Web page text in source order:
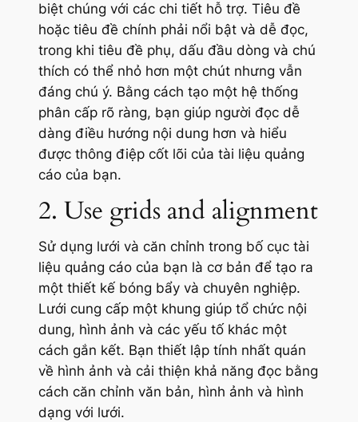
biệt chúng với các chi tiết hỗ trợ. Tiêu đề
hoặc tiêu đề chính phải nổi bật và dễ đọc,
trong khi tiêu đề phụ, dấu đầu dòng và chú
thích có thể nhỏ hơn một chút nhưng vẫn
đáng chú ý. Bằng cách tạo một hệ thống
phân cấp rõ ràng, bạn giúp người đọc dễ
dàng điều hướng nội dung hơn và hiểu
được thông điệp cốt lõi của tài liệu quảng
cáo của bạn.
2. Use grids and alignment
Sử dụng lưới và căn chỉnh trong bố cục tài
liệu quảng cáo của bạn là cơ bản để tạo ra
một thiết kế bóng bẩy và chuyên nghiệp.
Lưới cung cấp một khung giúp tổ chức nội
dung, hình ảnh và các yếu tố khác một
cách gắn kết. Bạn thiết lập tính nhất quán
về hình ảnh và cải thiện khả năng đọc bằng
cách căn chỉnh văn bản, hình ảnh và hình
dạng với lưới.